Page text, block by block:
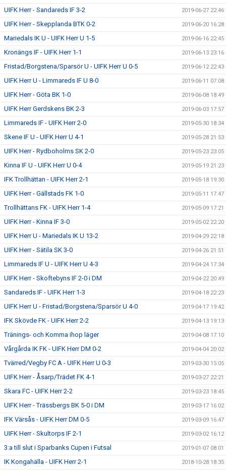
UIFK Herr - Sandareds IF 3-2 2019-06-27 22:46
UIFK Herr - Skepplanda BTK 0-2 2019-06-20 16:28
Mariedals IK U - UIFK Herr U 1-5 2019-06-16 22:45
Kronängs IF - UIFK Herr 1-1 2019-06-13 23:16
Fristad/Borgstena/Sparsör U - UIFK Herr U 0-5 2019-06-12 22:43
UIFK Herr U - Limmareds IF U 8-0 2019-06-11 07:08
UIFK Herr - Göta BK 1-0 2019-06-08 18:49
UIFK Herr Gerdskens BK 2-3 2019-06-03 17:57
Limmareds IF - UIFK Herr 2-0 2019-05-30 18:34
Skene IF U - UIFK Herr U 4-1 2019-05-28 21:53
UIFK Herr - Rydboholms SK 2-0 2019-05-23 23:05
Kinna IF U - UIFK Herr U 0-4 2019-05-19 21:23
IFK Trollhättan - UIFK Herr 2-1 2019-05-18 19:30
UIFK Herr - Gällstads FK 1-0 2019-05-11 17:47
Trollhättans FK - UIFK Herr 1-4 2019-05-09 17:21
UIFK Herr - Kinna IF 3-0 2019-05-02 22:20
UIFK Herr U - Mariedals IK U 13-2 2019-04-29 22:18
UIFK Herr - Sätila SK 3-0 2019-04-26 21:51
Limmareds IF U - UIFK Herr U 4-3 2019-04-24 17:34
UIFK Herr - Skoftebyns IF 2-0 i DM 2019-04-22 20:49
Sandareds IF - UIFK Herr 1-3 2019-04-18 22:23
UIFK Herr U - Fristad/Borgstena/Sparsör U 4-0 2019-04-17 19:42
IFK Skövde FK - UIFK Herr 2-2 2019-04-13 19:13
Tränings- och Komma ihop läger 2019-04-08 17:10
Vårgårda IK FK - UIFK Herr DM 0-2 2019-04-04 20:02
Tvärred/Vegby FC A - UIFK Herr U 0-3 2019-03-30 15:05
UIFK Herr - Åsarp/Trädet FK 4-1 2019-03-27 22:21
Skara FC - UIFK Herr 2-2 2019-03-23 18:45
UIFK Herr - Trässbergs BK 5-0 i DM 2019-03-17 16:02
IFK Värsås - UIFK Herr DM 0-5 2019-03-09 16:47
UIFK Herr - Skultorps IF 2-1 2019-03-02 16:12
3:a till slut i Sparbanks Cupen i Futsal 2019-01-07 08:01
IK Kongahälla - UIFK Herr 2-1 2018-10-28 18:35